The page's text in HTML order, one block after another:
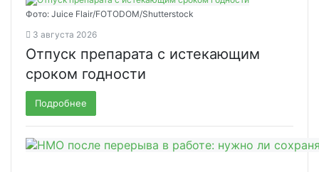
Фото: Juice Flair/FOTODOM/Shutterstoсk
3 августа 2026
Отпуск препарата с истекающим
сроком годности
Подробнее